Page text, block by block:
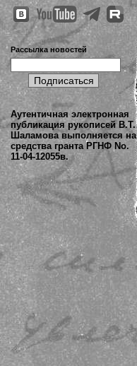
Рассылка новостей
Аутентичная электронная
публикация рукописей В.Т.
Шаламова выполняется на
средства гранта РГНФ No.
11-04-12055в.